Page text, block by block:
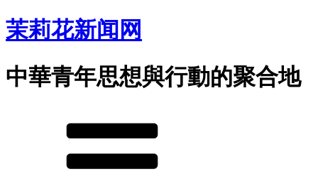
茉莉花新闻网
中華青年思想與行動的聚合地